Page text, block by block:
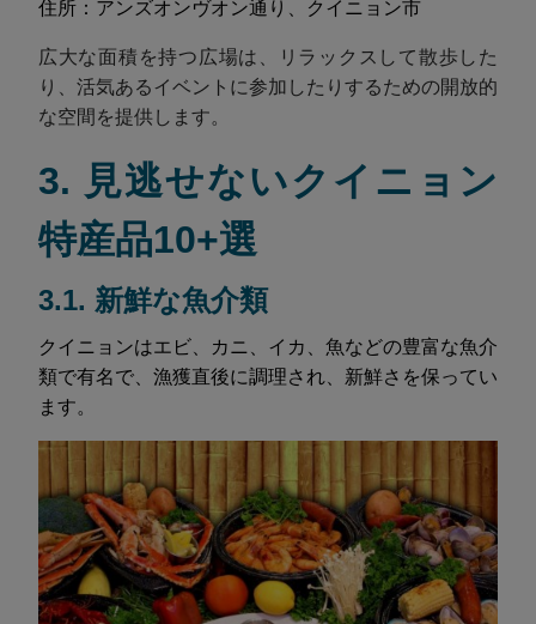
住所：アンズオンヴオン通り、クイニョン市
広大な面積を持つ広場は、リラックスして散歩した
り、活気あるイベントに参加したりするための開放的
な空間を提供します。
3. 見逃せないクイニョン
特産品10+選
3.1. 新鮮な魚介類
クイニョンはエビ、カニ、イカ、魚などの豊富な魚介
類で有名で、漁獲直後に調理され、新鮮さを保ってい
ます。